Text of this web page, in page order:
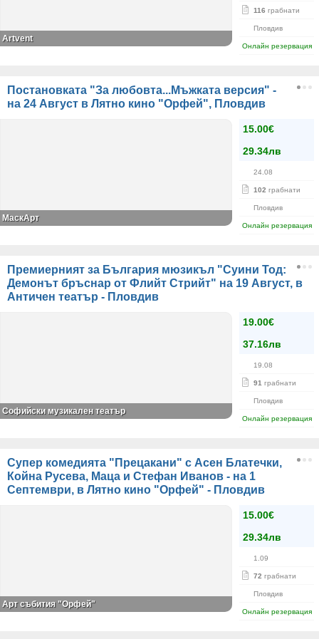
116 грабнати
Пловдив
Онлайн резервация
Artvent
Постановката "За любовта...Мъжката версия" -
на 24 Август в Лятно кино "Орфей", Пловдив
15.00€
29.34лв
24.08
102 грабнати
Пловдив
Онлайн резервация
МаскАрт
Премиерният за България мюзикъл "Суини Тод:
Демонът бръснар от Флийт Стрийт" на 19 Август, в
Античен театър - Пловдив
19.00€
37.16лв
19.08
91 грабнати
Пловдив
Онлайн резервация
Софийски музикален театър
Супер комедията "Прецакани" с Асен Блатечки,
Койна Русева, Маца и Стефан Иванов - на 1
Септември, в Лятно кино "Орфей" - Пловдив
15.00€
29.34лв
1.09
72 грабнати
Пловдив
Онлайн резервация
Арт събития "Орфей"